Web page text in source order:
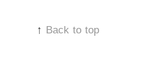
↑ Back to top